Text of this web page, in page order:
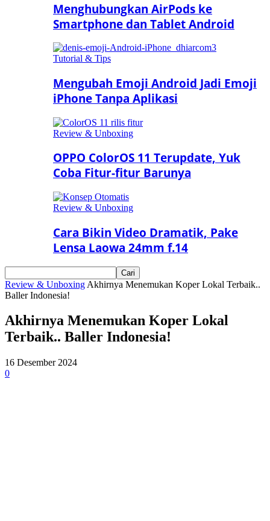
Menghubungkan AirPods ke
Smartphone dan Tablet Android
Tutorial & Tips
Mengubah Emoji Android Jadi Emoji
iPhone Tanpa Aplikasi
Review & Unboxing
OPPO ColorOS 11 Terupdate, Yuk
Coba Fitur-fitur Barunya
Review & Unboxing
Cara Bikin Video Dramatik, Pake
Lensa Laowa 24mm f.14
Review & Unboxing Akhirnya Menemukan Koper Lokal Terbaik..
Baller Indonesia!
Akhirnya Menemukan Koper Lokal
Terbaik.. Baller Indonesia!
16 Desember 2024
0